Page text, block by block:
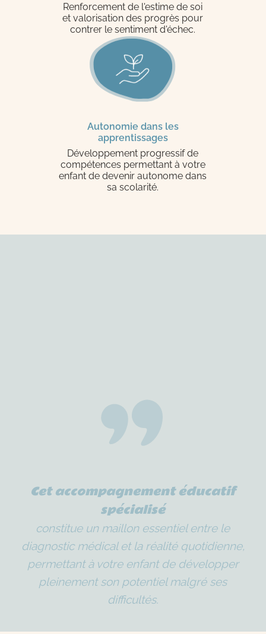
Renforcement de l'estime de soi
et valorisation des progrès pour
contrer le sentiment d'échec.
Autonomie dans les
apprentissages
Développement progressif de
compétences permettant à votre
enfant de devenir autonome dans
sa scolarité.
Cet accompagnement éducatif
spécialisé
constitue un maillon essentiel entre le
diagnostic médical et la réalité quotidienne,
permettant à votre enfant de développer
pleinement son potentiel malgré ses
difficultés.